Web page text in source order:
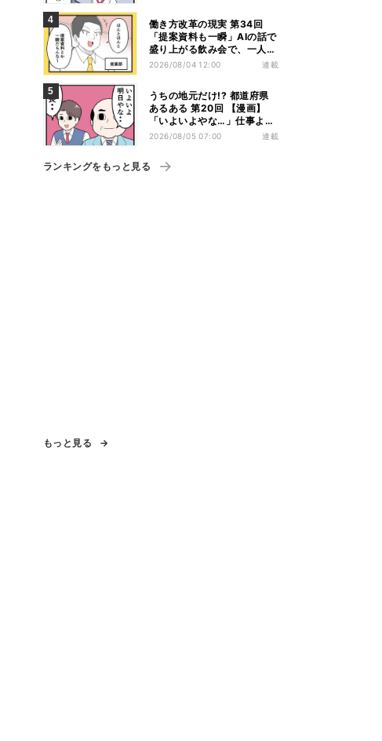
働き方改革の現実 第34回
「提案資料も一瞬」AIの話で
盛り上がる飲み会で、一人だ
け笑えなかった理由
2026/08/04 12:00 連載
うちの地元だけ!? 都道府県
あるある 第20回 【漫画】
「いよいよやな…」仕事より
優先は当然!? 兵庫県民の“祭
2026/08/05 07:00 連載
ランキングをもっと見る
もっと見る